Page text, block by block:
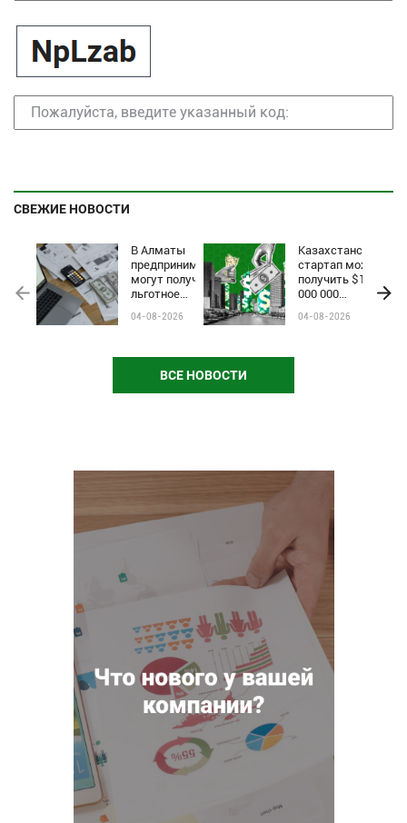
СВЕЖИЕ НОВОСТИ
В Алматы
предприниматели
могут получить
льготное
финансирование
по программе
04-08-2026
Казахстанский
стартап может
получить $1
000 000
Startup World
04-08-2026
ВСЕ НОВОСТИ